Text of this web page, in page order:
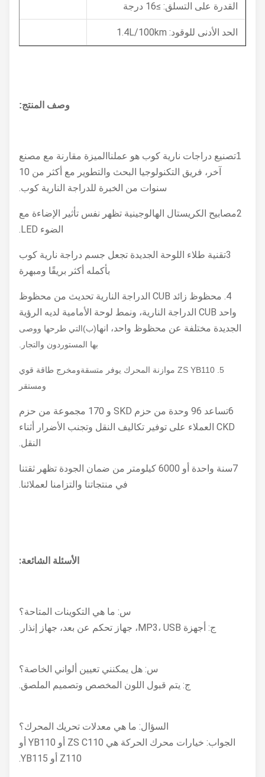
القدرة على التسلق: ≥16 درجة
الحد الأدنى للوقود: 1.4L/100km
وصف المنتج:
الميزة مقارنة مع مصنع
آخر، فريق التكنولوجيا البحث والتطوير مع أكثر من 10
سنوات من الخبرة للدراجة النارية كوب.
2مصابيح الكريستال الهالوجينية تظهر نفس تأثير الإضاءة مع
الضوء LED.
3تقنية طلاء اللوحة الجديدة تجعل جسم دراجة نارية كوب
بأكمله أكثر بريقًا ومبهرة
4. محظوظ زائد CUB الدراجة النارية تحديث من محظوظ
واحد CUB الدراجة النارية، ونمط لوحة الأمامية لديه الرؤية
الجديدة مختلفة عن محظوظ واحد، انها(ب)التي طرحها ووصى
بها المستوردون والتجار.
متسقةومخرج طاقة قوي
ومستقر
6تساعد 96 وحدة من حزم SKD و 170 مجموعة من حزم
CKD العملاء على توفير تكاليف النقل وتجنب الأضرار أثناء
النقل.
7سنة واحدة أو 6000 كيلومتر من ضمان الجودة تظهر ثقتنا
في منتجاتنا والتزامنا لعملائنا.
الأسئلة الشائعة:
س: ما هي التكوينات المتاحة؟
ج: أجهزة MP3، USB، جهاز تحكم عن بعد، جهاز إنذار.
س: هل يمكنني تعيين ألواني الخاصة؟
ج: يتم قبول اللون المخصص وتصميم الملصق.
السؤال: ما هي معدلات تحريك المحرك؟
الجواب: خيارات محرك الحركة هي ZS C110 أو YB110 أو
Z110 أو YB115.